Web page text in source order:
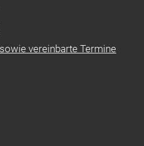
vereinbarte Termine